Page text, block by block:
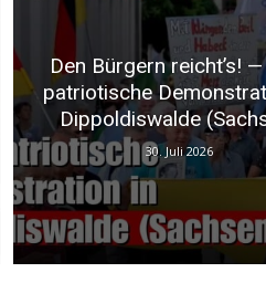
Den Bürgern reicht’s!
patriotische
Dippoldiswalde
30. Juli 2026